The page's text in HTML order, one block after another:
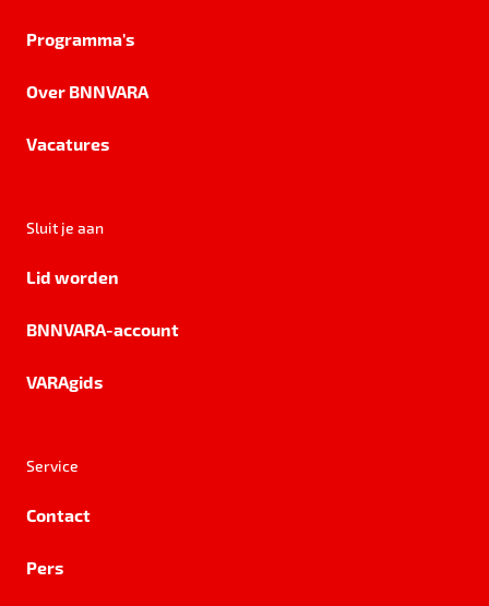
Programma's
Over BNNVARA
Vacatures
Sluit je aan
Lid worden
BNNVARA-account
VARAgids
Service
Contact
Pers